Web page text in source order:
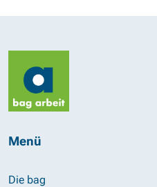
Menü
Die bag